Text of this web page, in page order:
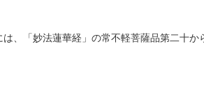
、「妙法蓮華経」の常不軽菩薩品第二十